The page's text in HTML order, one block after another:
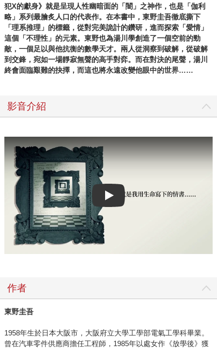
犯X的獻身》就是呈現人性幽暗面的「闇」之神作，也是「伽利
略」系列最膾炙人口的代表作。在本書中，東野圭吾徹底撕下
「理系推理」的標籤，從對完美詭計的鑽研，進而探索「愛情」
這個「不理性」的元素。東野也為湯川學創造了一個空前的勁
敵，一個足以與他抗衡的數學天才。兩人從洞察到破解，從破解
到交鋒，宛如一場靜寂無聲的高手對弈。而在對決的尾聲，湯川
終會面臨艱難的抉擇，而這也將永遠改變他眼中的世界……
影音介紹
Play video
作者
東野圭吾
1958年生於日本大阪市，大阪府立大學工學部電氣工學科畢業。
曾在汽車零件供應商擔任工程師，1985年以處女作《放學後》獲